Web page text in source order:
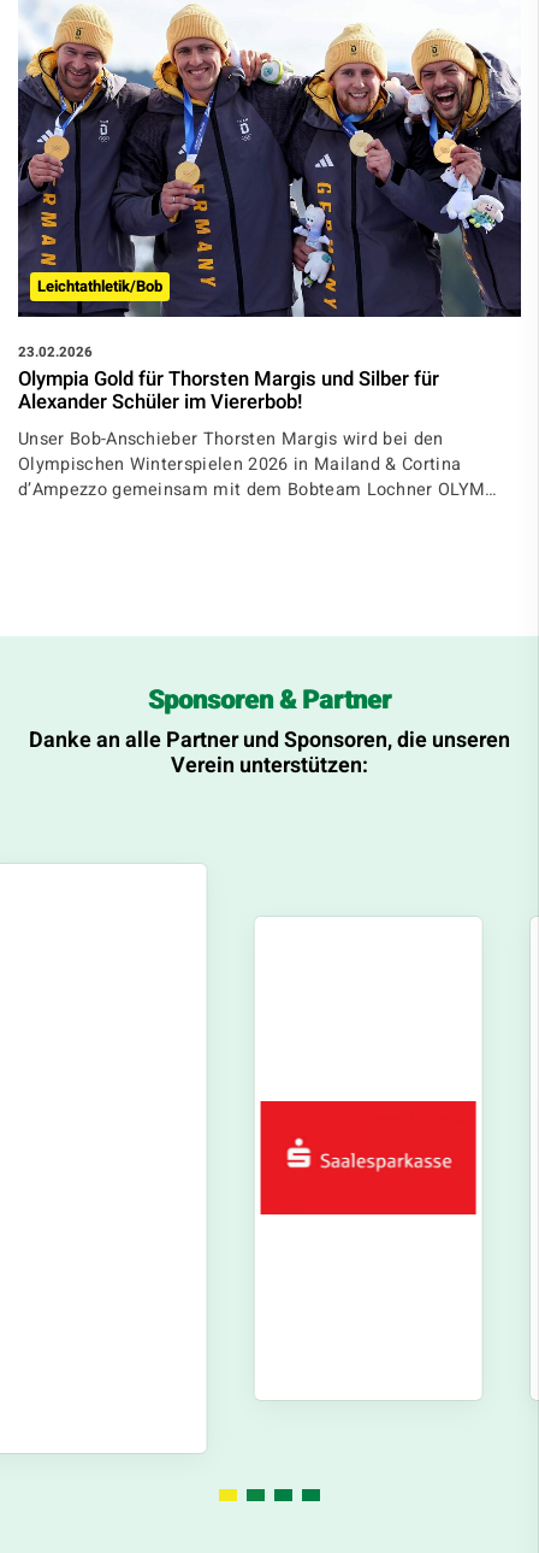
Leichtathletik/Bob
23.02.2026
Olympia Gold für Thorsten Margis und Silber für
Alexander Schüler im Viererbob!
Unser Bob-Anschieber Thorsten Margis wird bei den
Olympischen Winterspielen 2026 in Mailand & Cortina
d’Ampezzo gemeinsam mit dem Bobteam Lochner OLYM…
Sponsoren & Partner
Danke an alle Partner und Sponsoren, die unseren
Verein unterstützen: